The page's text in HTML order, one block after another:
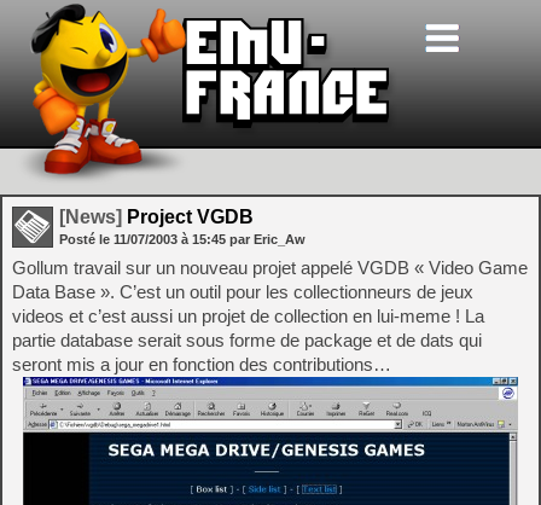
[News] Project VGDB
Posté le 11/07/2003 à 15:45 par Eric_Aw
Gollum travail sur un nouveau projet appelé VGDB « Video Game
Data Base ». C’est un outil pour les collectionneurs de jeux
videos et c’est aussi un projet de collection en lui-meme ! La
partie database serait sous forme de package et de dats qui
seront mis a jour en fonction des contributions…